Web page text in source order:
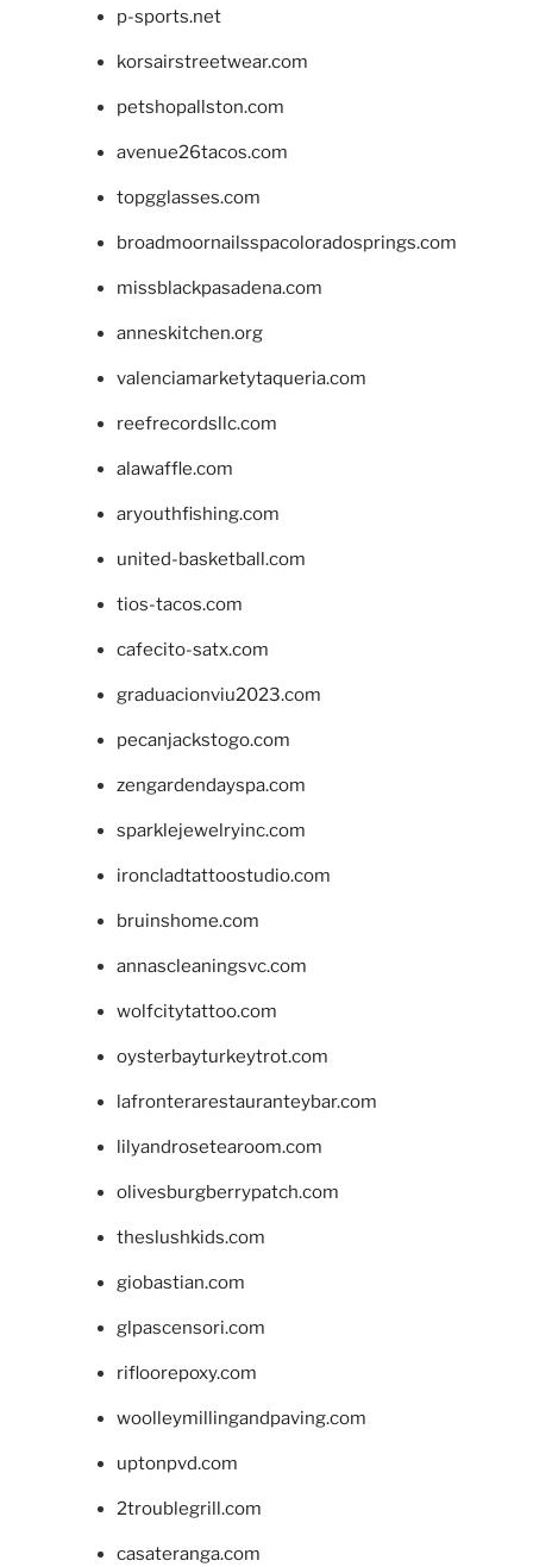
p-sports.net
korsairstreetwear.com
petshopallston.com
avenue26tacos.com
topgglasses.com
broadmoornailsspacoloradosprings.com
missblackpasadena.com
anneskitchen.org
valenciamarketytaqueria.com
reefrecordsllc.com
alawaffle.com
aryouthfishing.com
united-basketball.com
tios-tacos.com
cafecito-satx.com
graduacionviu2023.com
pecanjackstogo.com
zengardendayspa.com
sparklejewelryinc.com
ironcladtattoostudio.com
bruinshome.com
annascleaningsvc.com
wolfcitytattoo.com
oysterbayturkeytrot.com
lafronterarestauranteybar.com
lilyandrosetearoom.com
olivesburgberrypatch.com
theslushkids.com
giobastian.com
glpascensori.com
rifloorepoxy.com
woolleymillingandpaving.com
uptonpvd.com
2troublegrill.com
casateranga.com